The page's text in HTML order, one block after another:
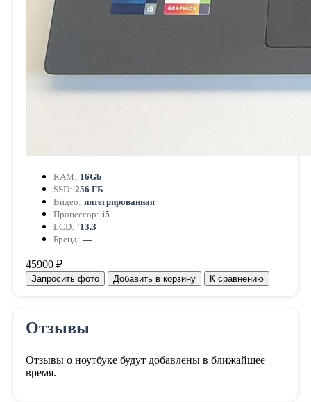
RAM: 16Gb
SSD: 256 ГБ
Видео: интегрированная
Процессор: i5
LCD: '13.3
Бренд: —
45900 ₽
Запросить фото Добавить в корзину К сравнению
Отзывы
Отзывы о ноутбуке будут добавлены в ближайшее
время.